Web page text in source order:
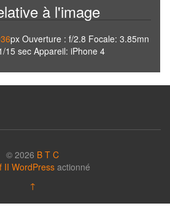
à l'image
px Ouverture : f/2.8 Focale: 3.85mn
15 secAppareil: iPhone 4
© 2026 B T C
II WordPress actionné
↑